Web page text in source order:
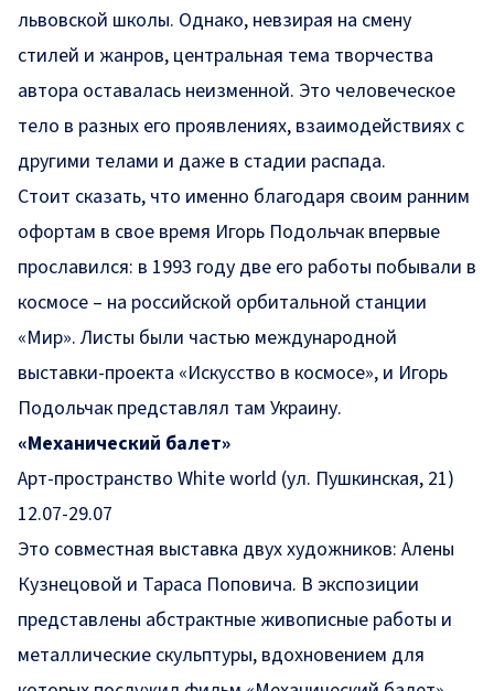
львовской школы. Однако, невзирая на смену
стилей и жанров, центральная тема творчества
автора оставалась неизменной. Это человеческое
тело в разных его проявлениях, взаимодействиях с
другими телами и даже в стадии распада.
Стоит сказать, что именно благодаря своим ранним
офортам в свое время Игорь Подольчак впервые
прославился: в 1993 году две его работы побывали в
космосе – на российской орбитальной станции
«Мир». Листы были частью международной
выставки-проекта «Искусство в космосе», и Игорь
Подольчак представлял там Украину.
«Механический балет»
Арт-пространство White world (ул. Пушкинская, 21)
12.07-29.07
Это совместная выставка двух художников: Алены
Кузнецовой и Тараса Поповича. В экспозиции
представлены абстрактные живописные работы и
металлические скульптуры, вдохновением для